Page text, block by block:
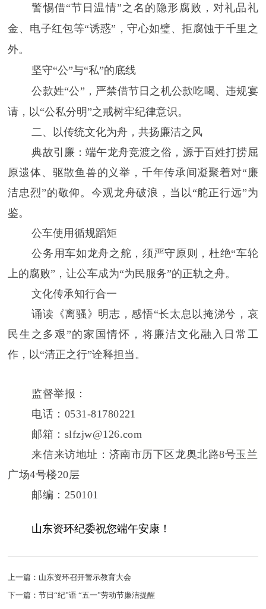
警惕借“节日温情”之名的隐形腐败，对礼品礼
金、电子红包等“诱惑”，守心如璧、拒腐蚀于千里之
外。
坚守“公”与“私”的底线
公款姓“公”，严禁借节日之机公款吃喝、违规宴
请，以“公私分明”之戒树牢纪律意识。
二、
以传统文化为舟，共扬廉洁之风
典故引廉 ：端午龙舟竞渡之俗，源于百姓打捞屈
原遗体、驱散鱼兽的义举，千年传承间凝聚着对“廉
洁忠烈”的敬仰。今观龙舟破浪，当以“舵正行远”为
鉴。
公车使用循规蹈矩
公务用车如龙舟之舵，须严守原则，杜绝“车轮
上的腐败”，让公车成为“为民服务”的正轨之舟。
文化传承知行合一
诵读《离骚》明志，感悟“长太息以掩涕兮，哀
民生之多艰”的家国情怀，将廉洁文化融入日常工
作，以“清正之行”诠释担当。
监督举报 ：
电话：0531-81780221
邮箱：slfzjw@126.com
来信来访地址： 济南市历下区龙奥北路8号玉兰
广场4号楼20层
邮编：250101
山东资环纪委祝您端午安康！
上一篇：山东资环召开警示教育大会
下一篇：节日“纪”语 “五一”劳动节廉洁提醒